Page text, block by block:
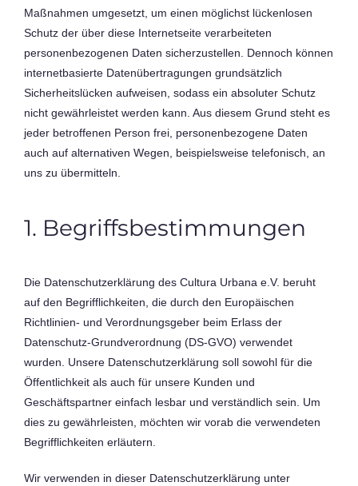
Maßnahmen umgesetzt, um einen möglichst lückenlosen
Schutz der über diese Internetseite verarbeiteten
personenbezogenen Daten sicherzustellen. Dennoch können
internetbasierte Datenübertragungen grundsätzlich
Sicherheitslücken aufweisen, sodass ein absoluter Schutz
nicht gewährleistet werden kann. Aus diesem Grund steht es
jeder betroffenen Person frei, personenbezogene Daten
auch auf alternativen Wegen, beispielsweise telefonisch, an
uns zu übermitteln.
1. Begriffsbestimmungen
Die Datenschutzerklärung des Cultura Urbana e.V. beruht
auf den Begrifflichkeiten, die durch den Europäischen
Richtlinien- und Verordnungsgeber beim Erlass der
Datenschutz-Grundverordnung (DS-GVO) verwendet
wurden. Unsere Datenschutzerklärung soll sowohl für die
Öffentlichkeit als auch für unsere Kunden und
Geschäftspartner einfach lesbar und verständlich sein. Um
dies zu gewährleisten, möchten wir vorab die verwendeten
Begrifflichkeiten erläutern.
Wir verwenden in dieser Datenschutzerklärung unter